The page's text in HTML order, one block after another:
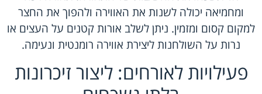
ומחמיאה יכולה לשנות את האווירה ולהפוך את החצר
למקום קסום ומזמין. ניתן לשלב אורות קטנים על העצים או
נרות על השולחנות ליצירת אווירה רומנטית ונעימה.
פעילויות לאורחים: ליצור זיכרונות